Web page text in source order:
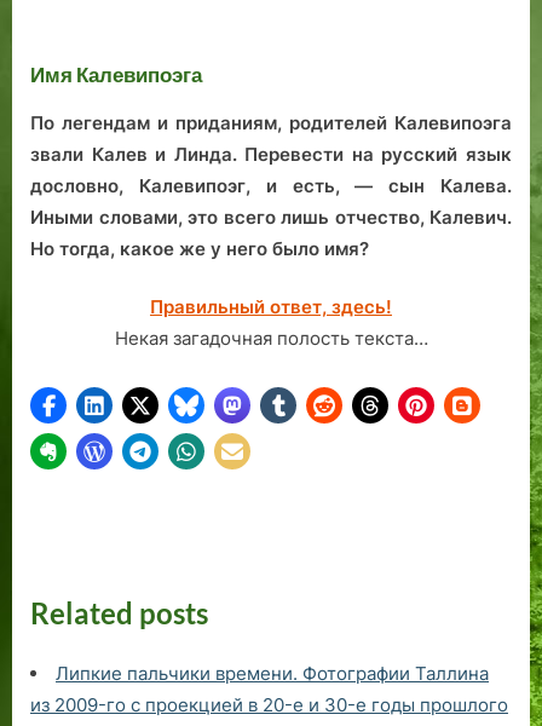
Имя Калевипоэга
По легендам и приданиям, родителей Калевипоэга
звали Калев и Линда. Перевести на русский язык
дословно, Калевипоэг, и есть, — сын Калева.
Иными словами, это всего лишь отчество, Калевич.
Но тогда, какое же у него было имя?
Правильный ответ, здесь!
Некая загадочная полость текста…
Related posts
Липкие пальчики времени. Фотографии Таллина
из 2009-го с проекцией в 20-е и 30-е годы прошлого